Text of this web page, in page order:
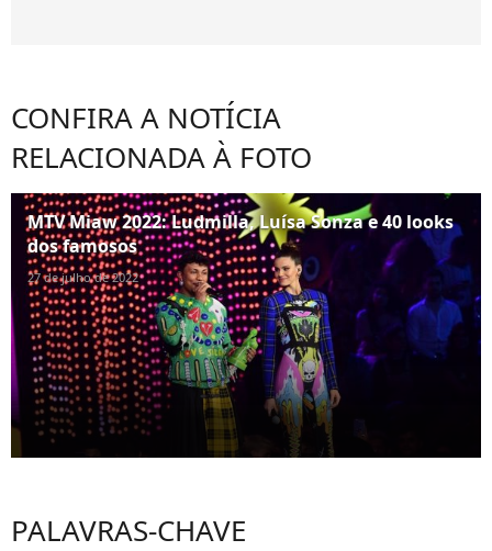
CONFIRA A NOTÍCIA
RELACIONADA À FOTO
MTV Miaw 2022: Ludmilla, Luísa Sonza e 40 looks
dos famosos
27 de julho de 2022
PALAVRAS-CHAVE